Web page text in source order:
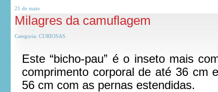
21 de maio
Milagres da camuflagem
Categoria: CURIOSAS
Este “bicho-pau” é o inseto mais
comprimento corporal de até 36 cm
56 cm com as pernas estendidas.